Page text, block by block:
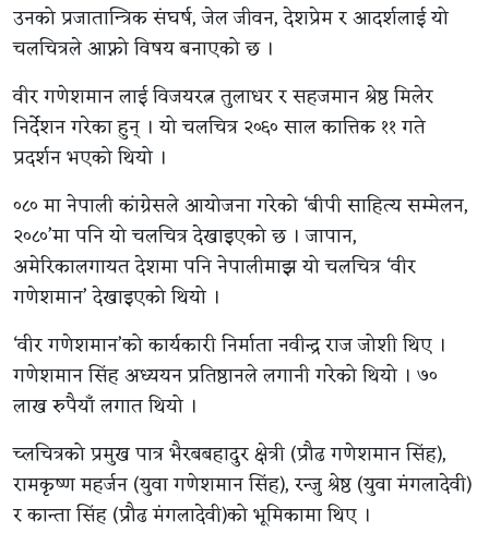
उनको प्रजातान्त्रिक संघर्ष, जेल जीवन, देशप्रेम र आदर्शलाई यो
चलचित्रले आफ्नो विषय बनाएको छ ।
वीर गणेशमान लाई विजयरत्न तुलाधर र सहजमान श्रेष्ठ मिलेर
निर्देशन गरेका हुन् । यो चलचित्र २०६० साल कात्तिक ११ गते
प्रदर्शन भएको थियो ।
०८० मा नेपाली कांग्रेसले आयोजना गरेको ‘बीपी साहित्य सम्मेलन,
२०८०’मा पनि यो चलचित्र देखाइएको छ । जापान,
अमेरिकालगायत देशमा पनि नेपालीमाझ यो चलचित्र ‘वीर
गणेशमान’ देखाइएको थियो ।
‘वीर गणेशमान’को कार्यकारी निर्माता नवीन्द्र राज जोशी थिए ।
गणेशमान सिंह अध्ययन प्रतिष्ठानले लगानी गरेको थियो । ७०
लाख रुपैयाँ लगात थियो ।
च्लचित्रको प्रमुख पात्र भैरबबहादुर क्षेत्री (प्रौढ गणेशमान सिंह),
रामकृष्ण महर्जन (युवा गणेशमान सिंह), रन्जु श्रेष्ठ (युवा मंगलादेवी)
र कान्ता सिंह (प्रौढ मंगलादेवी)को भूमिकामा थिए ।